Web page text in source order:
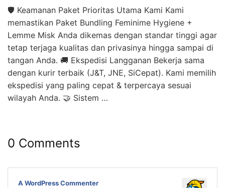
🛡️ Keamanan Paket Prioritas Utama Kami Kami
memastikan Paket Bundling Feminime Hygiene +
Lemme Misk Anda dikemas dengan standar tinggi agar
tetap terjaga kualitas dan privasinya hingga sampai di
tangan Anda. 🚚 Ekspedisi Langganan Bekerja sama
dengan kurir terbaik (J&T, JNE, SiCepat). Kami memilih
ekspedisi yang paling cepat & terpercaya sesuai
wilayah Anda. 🤝 Sistem …
0 Comments
A WordPress Commenter